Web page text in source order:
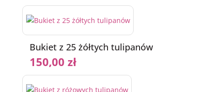
Bukiet z 25 żółtych tulipanów
150,00 zł